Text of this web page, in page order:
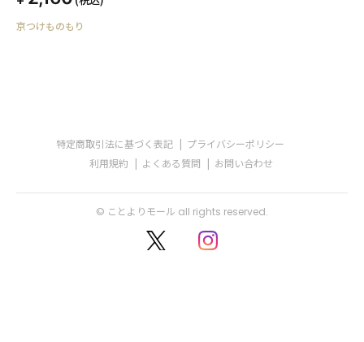
京つけものもり
特定商取引法に基づく表記
プライバシーポリシー
利用規約
よくある質問 お問い合わせ
© ことよりモール all rights reserved.